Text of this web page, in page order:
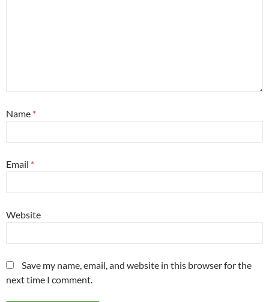
Name *
Email *
Website
Save my name, email, and website in this browser for the
next time I comment.